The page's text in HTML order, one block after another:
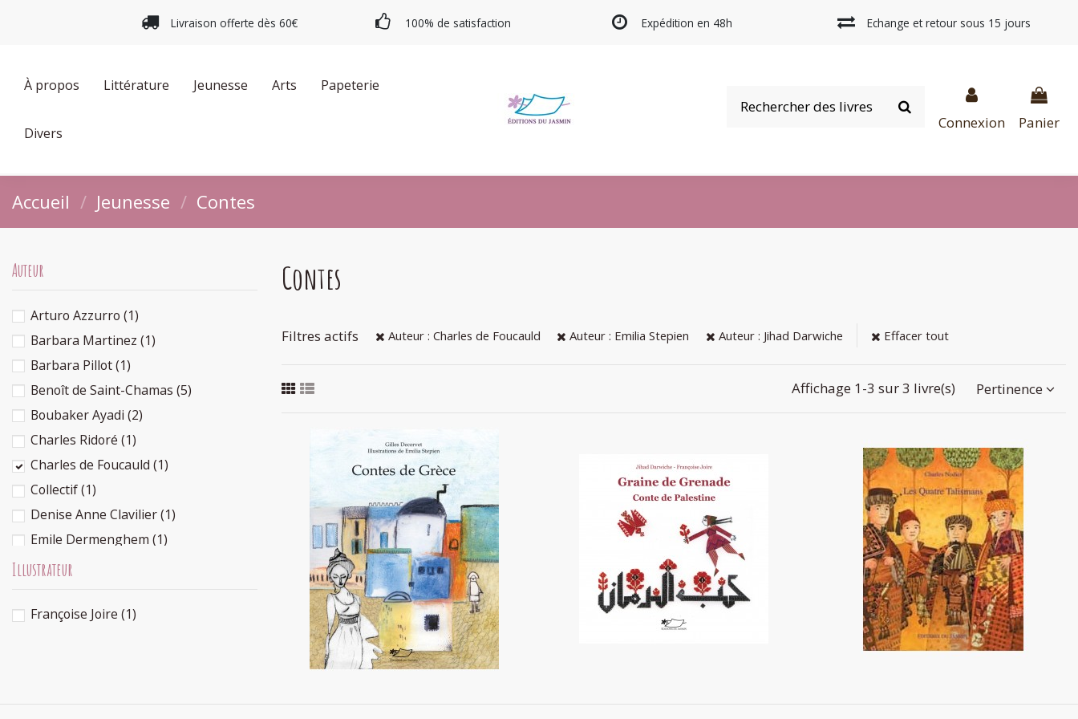
Livraison offerte dès 60€ 100% de satisfaction Expédition en 48h Echange et retour sous 15 jours
À propos Littérature Jeunesse Arts Papeterie
Divers
Connexion Panier
Accueil Jeunesse Contes
Contes
Filtres actifs Auteur : Charles de Foucauld Auteur : Emilia Stepien Auteur : Jihad Darwiche Effacer tout
Affichage 1-3 sur 3 livre(s) Pertinence
Contes de Grèce
12,20 €
Graine de Grenade - conte de Palestine
15,90 €
Les quatre talismans
12,20 €
Auteur
Arturo Azzurro (1)
Barbara Martinez (1)
Barbara Pillot(1)
Benoît de Saint-Chamas (5)
Boubaker Ayadi (2)
Charles Ridoré (1)
Charles de Foucauld (1)
Collectif(1)
Denise Anne Clavilier(1)
Emile Dermenghem (1)
Emilia Stepien
Estelle Cantala(1)
Illustrateur
Françoise Joire (1)